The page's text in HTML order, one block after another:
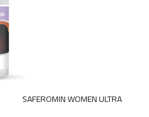
SAFEROMIN WOMEN ULTRA